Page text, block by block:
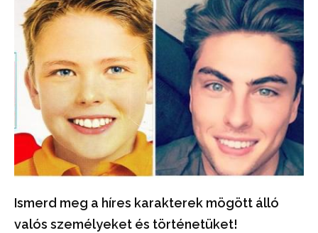
Ismerd meg a híres karakterek mögött álló
valós személyeket és történetüket!